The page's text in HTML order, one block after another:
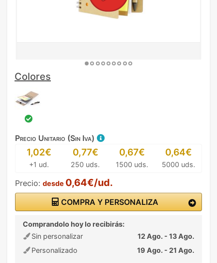
Colores
Precio Unitario (Sin Iva)
1,02€
+1 ud.
0,77€
250 uds.
0,67€
1500 uds.
0,64€
5000 uds.
Precio: desde 0,64€/ud.
COMPRA Y PERSONALIZA
Comprandolo hoy lo recibirás:
Sin personalizar
12 Ago. - 13 Ago.
Personalizado
19 Ago. - 21 Ago.